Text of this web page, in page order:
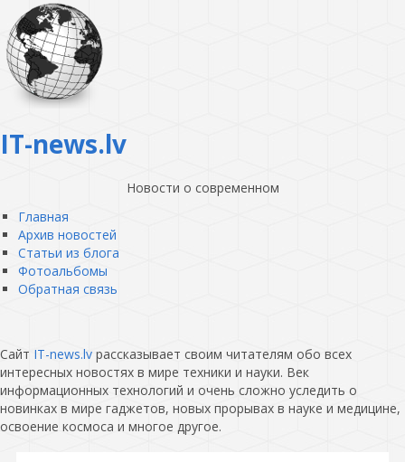
IT-news.lv
Новости о современном
Главная
Архив новостей
Статьи из блога
Фотоальбомы
Обратная связь
Сайт IT-news.lv рассказывает своим читателям обо всех
интересных новостях в мире техники и науки. Век
информационных технологий и очень сложно уследить о
новинках в мире гаджетов, новых прорывах в науке и медицине,
освоение космоса и многое другое.